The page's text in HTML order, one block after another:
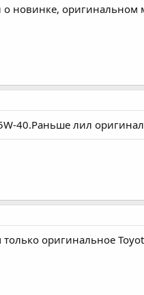
новинке, оригинальном
40.Раньше лил
оригинальное